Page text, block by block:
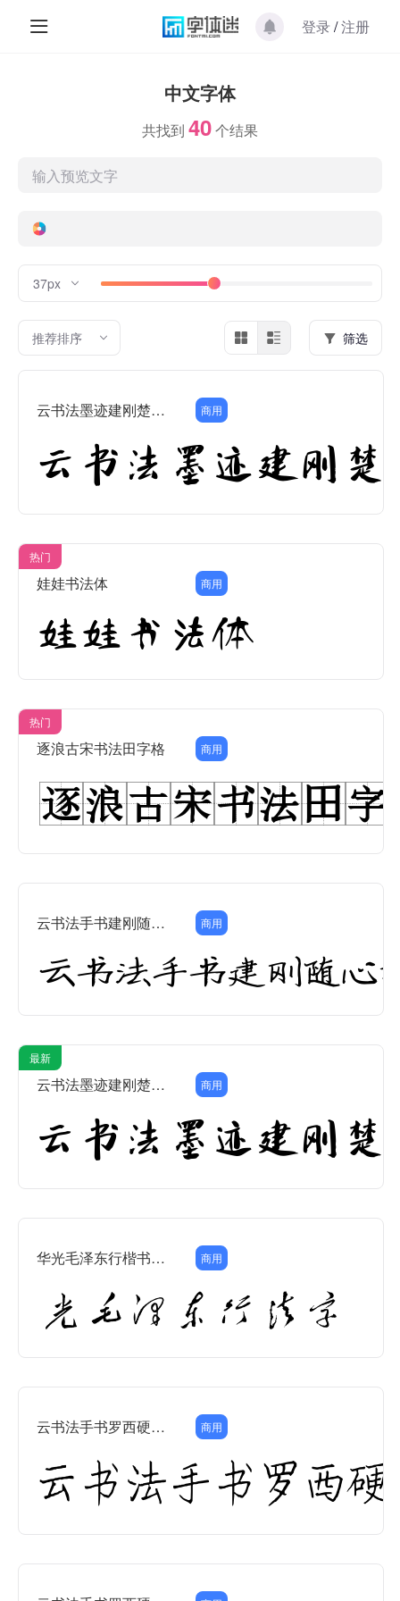
登录 /注册
中文字体
共找到 40个结果
推荐排序
37px
筛选
云书法墨迹建刚楚楷简 商用
热门
娃娃书法体 商用
热门
逐浪古宋书法田字格 商用
云书法手书建刚随心楷简 商用
最新
云书法墨迹建刚楚楷简 商用
华光毛泽东行楷书法字体 商用
云书法手书罗西硬笔楷书 商用